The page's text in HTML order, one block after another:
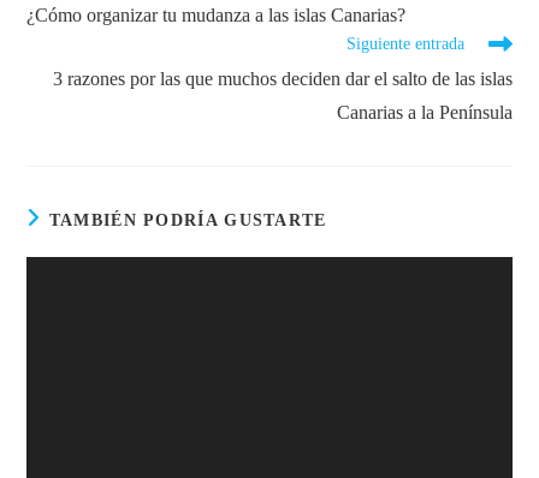
¿Cómo organizar tu mudanza a las islas Canarias?
Siguiente entrada
3 razones por las que muchos deciden dar el salto de las islas
Canarias a la Península
TAMBIÉN PODRÍA GUSTARTE